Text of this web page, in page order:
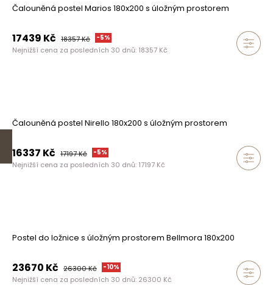
Čalouněná postel Marios 180x200 s úložným prostorem
17439 Kč 18357Kč -5%
Nejnižší cena za posledních 30 dnů: 18357 Kč
Čalouněná postel Nirello 180x200 s úložným prostorem
16337 Kč 17197Kč -5%
Nejnižší cena za posledních 30 dnů: 17197 Kč
Postel do ložnice s úložným prostorem Bellmora 180x200
23670 Kč 26300Kč -10%
Nejnižší cena za posledních 30 dnů: 26300 Kč